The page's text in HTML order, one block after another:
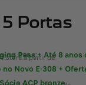
Portas
Pass + Até 8 anos
Novo E-308 +
34 390 €
Store a partir de